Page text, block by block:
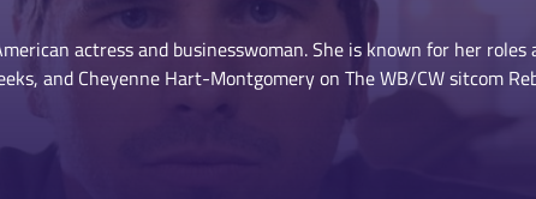
actress and businesswoman. She is known for her
and Cheyenne Hart-Montgomery on The WB/CW sitcom